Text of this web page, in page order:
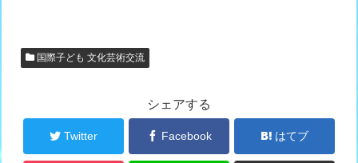
国際子ども 文化芸術交流
シェアする
Twitter Facebook はてブ